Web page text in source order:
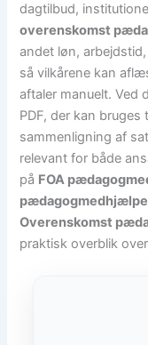
dagtilbud,
overenskomst
andet løn,
så vilkårene kan
aftaler manuelt. Ved
PDF, der kan
sammenligning af
relevant for både
på FOA
Overenskomst
praktisk overblik